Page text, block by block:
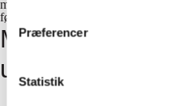
Præferencer
Statistik
moderne teknik mødes med klassisk
følger et lille udsnit af udvalgte cases.
Museer,
underholdning